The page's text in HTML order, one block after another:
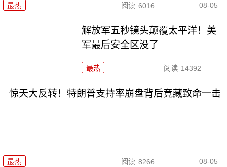
最热 阅读 6016 08-05
解放军五秒镜头颠覆太平洋！美
军最后安全区没了
最热 阅读 14392
惊天大反转！特朗普支持率崩盘背后竟藏致命一击
最热 阅读 8266 08-05